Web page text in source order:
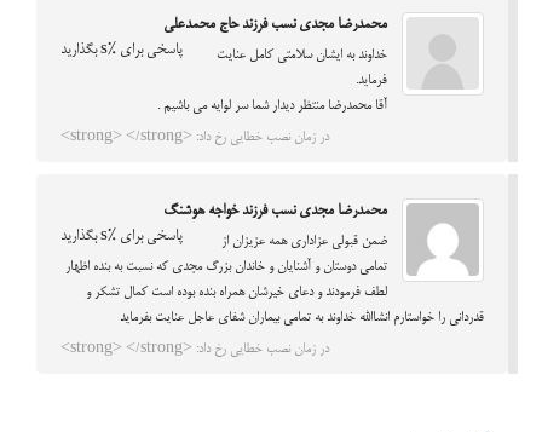
محمدرضا مجدی نسب فرزند حاج محمدعلی
پاسخی برای %s بگذارید
خداوند به ایشان سلامتی کامل عنایت
فرماید.
آقا محمدرضا منتظر دیدار شما سر لوایه می باشیم .
در زمان نصب خطایی رخ داد: <strong> </strong>
محمدرضا مجدی نسب فرزند خواجه هوشنگ
پاسخی برای %s بگذارید
ضمن قبولی عزاداری همه عزیزان از
تمامی دوستان و آشنایان و خاندان بزرگ مجدی که نسبت به بنده اظهار
لطف فرمودند و دعای خیرشان همراه بنده بوده است کمال تشکر و
قدردانی را خواستارم انشاالله خداوند به تمامی بیماران شفای عاجل عنایت بفرماید
در زمان نصب خطایی رخ داد: <strong> </strong>